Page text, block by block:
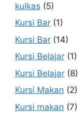
kulkas (5)
Kursi Bar (1)
Kursi Bar (14)
Kursi Belajar (1)
Kursi Belajar (8)
Kursi Makan (2)
Kursi makan (7)